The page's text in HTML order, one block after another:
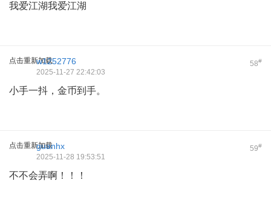
我爱江湖我爱江湖
点击重新加载 58#
w1252776
2025-11-27 22:42:03
小手一抖，金币到手。
点击重新加载 59#
guanhx
2025-11-28 19:53:51
不不会弄啊！！！